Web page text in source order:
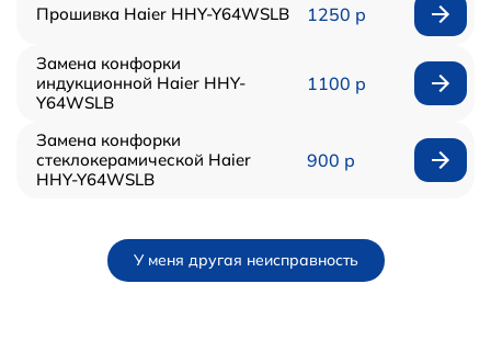
Прошивка Haier HHY-Y64WSLB 1250 р
Замена конфорки
индукционной Haier HHY-
Y64WSLB
1100 р
Замена конфорки
стеклокерамической Haier
HHY-Y64WSLB
900 р
У меня другая неисправность